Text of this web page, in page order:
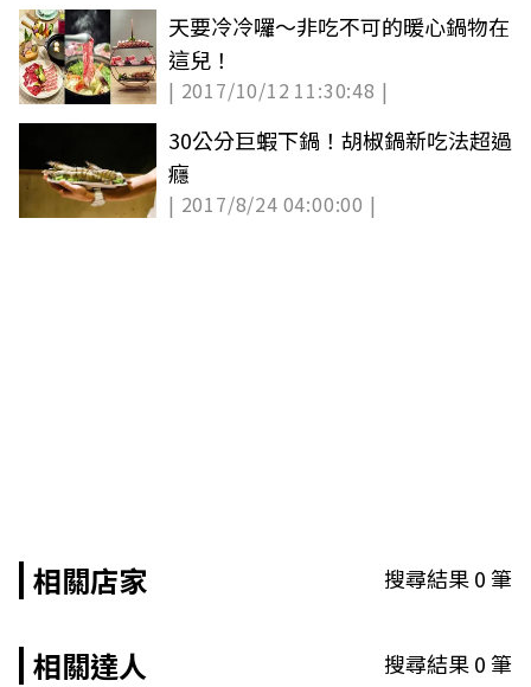
天要冷冷囉～非吃不可的暖心鍋物在
這兒！
| 2017/10/12 11:30:48 |
30公分巨蝦下鍋！胡椒鍋新吃法超過
癮
| 2017/8/24 04:00:00 |
相關店家 搜尋結果0筆
相關達人 搜尋結果0筆